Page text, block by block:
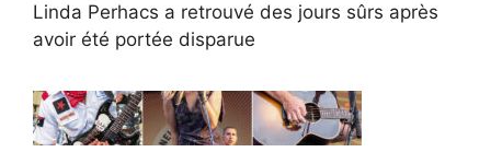
Linda Perhacs a retrouvé des jours sûrs après
avoir été portée disparue